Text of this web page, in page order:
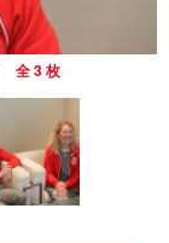
全 3 枚